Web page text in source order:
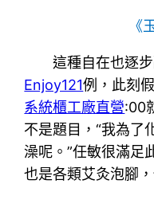
《
這種自在也逐
Enjoy121例，此刻
系統櫃工廠直營:00
不是題目，“我為了
澡呢。”任敏很滿足
也是各類艾灸泡腳